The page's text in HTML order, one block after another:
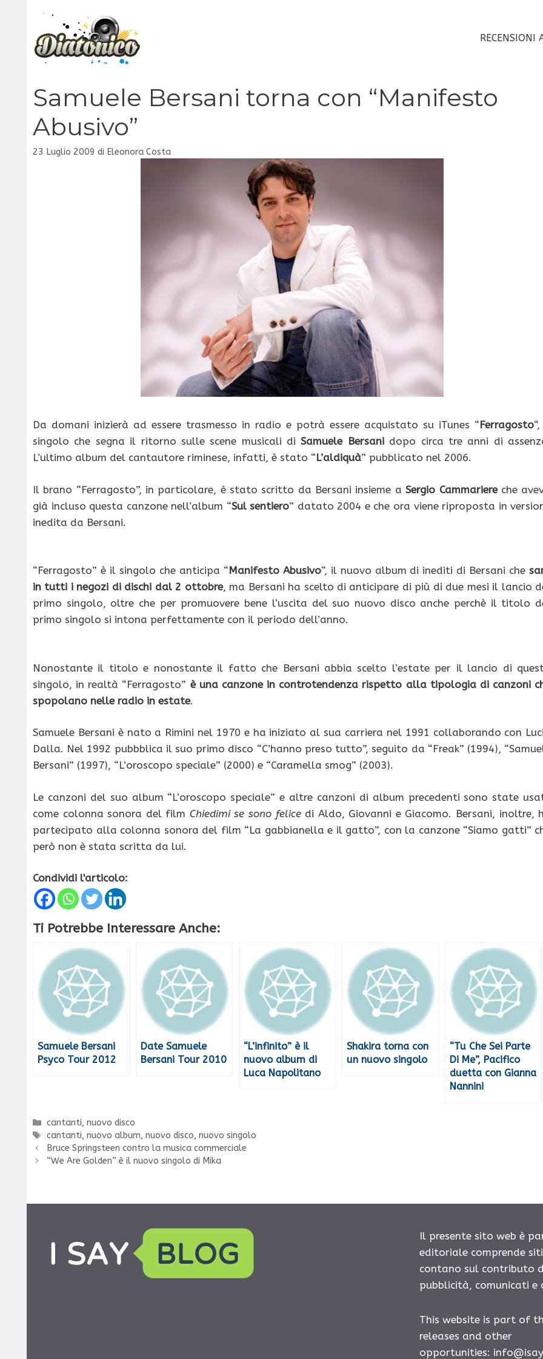
contenuto
RECENSIONI
Samuele Bersani torna con “Manifesto
Abusivo”
23 Luglio 2009 di Eleonora Costa
Da domani inizierà ad essere trasmesso in radio e potrà essere acquistato su iTunes “Ferragosto
singolo che segna il ritorno sulle scene musicali diSamuele Bersanidopo circa tre anni di
L’ultimo album del cantautore riminese, infatti, è stato “L’aldiquà” pubblicato nel 2006.
Il brano “Ferragosto”, in particolare, è stato scritto da Bersani insieme aSergio Cammariereche
già incluso questa canzone nell’album “Sul sentiero” datato 2004 e che ora viene riproposta in
inedita da Bersani.
“Ferragosto” è il singolo che anticipa “Manifesto Abusivo“, il nuovo album di inediti di Bersani che
in tutti i negozi di dischi dal 2 ottobre, ma Bersani ha scelto di anticipare di più di due mesi il lancio
primo singolo, oltre che per promuovere bene l’uscita del suo nuovo disco anche perchè il titolo
primo singolo si intona perfettamente con il periodo dell’anno.
Nonostante il titolo e nonostante il fatto che Bersani abbia scelto l’estate per il lancio di
singolo, in realtà “Ferragosto” è una canzone in controtendenza rispetto alla tipologia di canzoni
spopolano nelle radio in estate.
Samuele Bersani è nato a Rimini nel 1970 e ha iniziato al sua carriera nel 1991 collaborando con
Dalla. Nel 1992 pubbblica il suo primo disco “C’hanno preso tutto”, seguito da “Freak” (1994),
Bersani” (1997), “L’oroscopo speciale” (2000) e “Caramella smog” (2003).
Le canzoni del suo album “L’oroscopo speciale” e altre canzoni di album precedenti sono state
come colonna sonora del film Chiedimi se sono felicedi Aldo, Giovanni e Giacomo. Bersani, inoltre,
partecipato alla colonna sonora del film “La gabbianella e il gatto”, con la canzone “Siamo gatti”
però non è stata scritta da lui.
Condividi l'articolo:
Ti Potrebbe Interessare Anche:
Samuele Bersani
Psyco Tour 2012
Date Samuele
Bersani Tour 2010
“L’infinito” è il
nuovo album di
Luca Napolitano
Shakira torna con
un nuovo singolo
“Tu Che Sei Parte
Di Me”, Pacifico
duetta con Gianna
Nannini
Categorie
cantanti,nuovo disco
Tag
cantanti,nuovo album,nuovo disco,nuovo singolo
Bruce Springsteen contro la musica commerciale
“We Are Golden” è il nuovo singolo di Mika
Il presente sito web è
editoriale comprende
contano sul contributo
pubblicità, comunicati
This website is part of
releases and other
opportunities: